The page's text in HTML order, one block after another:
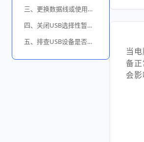
三、更换数据线或使用带电源的USB集线器
四、关闭USB选择性暂停功能
五、排查USB设备是否存在硬件问题
当
备
会